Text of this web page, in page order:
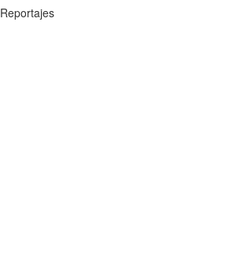
Reportajes